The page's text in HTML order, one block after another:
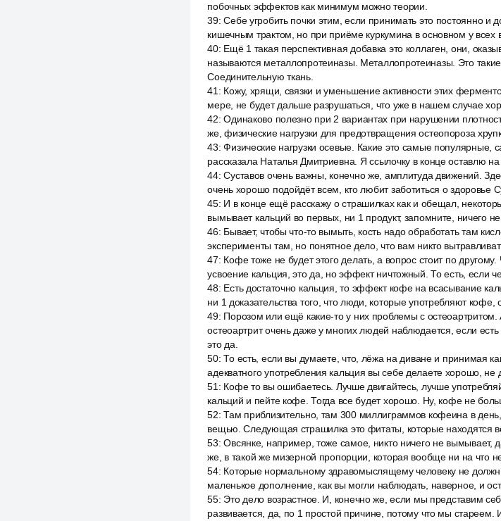
побочных эффектов как минимум можно теории.
39:Себе угробить почки этим, если принимать это постоянно и
кишечным трактом, но при приёме куркумина в основном у
40: Ещё 1 такая перспективная добавка это коллаген, они,
называются металлопротеиназы. Металлопротеиназы. Это
Соединительную ткань.
41 : Кожу, хрящи, связки и уменьшение активности этих
мере, не будет дальше разрушаться, что уже в нашем случае
42:Одинаково полезно при 2 вариантах при нарушении
же, физические нагрузки для предотвращения остеопороза
43:Физические нагрузки осевые. Какие это самые
рассказала Наталья Дмитриевна. Я ссылочку в конце оставлю
44:Суставов очень важны, конечно же, амплитуда движений.
очень хорошо подойдёт всем, кто любит заботиться о здоровье
45: И в конце ещё расскажу о страшилках как и обещал,
вымывает кальций во первых, ни 1 продукт, запомните, ничего
46: Бывает, чтобы что-то вымыть, кость надо обработать там
эксперименты там, но понятное дело, что вам никто
47: Кофе тоже не будет этого делать, а вопрос стоит по
усвоение кальция, это да, но эффект ничтожный. То есть, если
48: Есть достаточно кальция, то эффект кофе на всасывание
ни 1 доказательства того, что люди, которые употребляют кофе,
49: Порозом или ещё какие-то у них проблемы с остеоартритом.
остеоартрит очень даже у многих людей наблюдается, если
это да.
50:То есть, если вы думаете, что, лёжа на диване и принимая
адекватного употребления кальция вы себе делаете хорошо, не
51 : Кофе то вы ошибаетесь. Лучше двигайтесь, лучше
кальций и пейте кофе. Тогда все будет хорошо. Ну, кофе не
52:Там приблизительно, там 300 миллиграммов кофеина в
вещью. Следующая страшилка это фитаты, которые находятся
53:Овсянке, например, тоже самое, никто ничего не вымывает,
же, в такой же мизерной пропорции, которая вообще ни на что
54: Которые нормальному здравомыслящему человеку не
маленькое дополнение, как вы могли наблюдать, наверное, и
55: Это дело возрастное. И, конечно же, если мы представим
развивается, да, по 1 простой причине, потому что мы